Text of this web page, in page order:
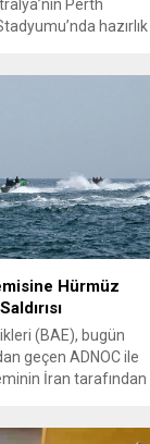
Perth
hazırlık
yer aldı:
görev alırken,...
Hürmüz
(BAE), bugün
geçen ADNOC ile
İran tarafından